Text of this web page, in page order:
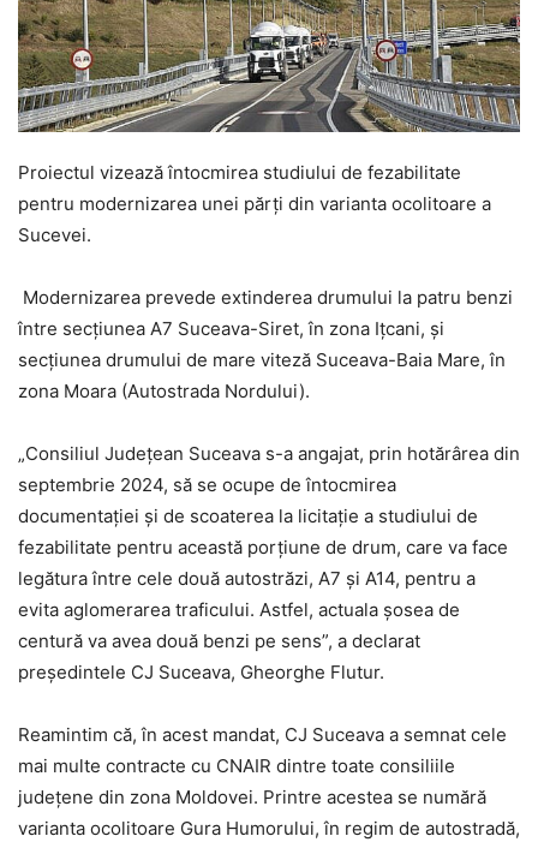
Proiectul vizează întocmirea studiului de fezabilitate
pentru modernizarea unei părți din varianta ocolitoare a
Sucevei.
Modernizarea prevede extinderea drumului la patru benzi
între secțiunea A7 Suceava-Siret, în zona Ițcani, și
secțiunea drumului de mare viteză Suceava-Baia Mare, în
zona Moara (Autostrada Nordului).
„Consiliul Județean Suceava s-a angajat, prin hotărârea din
septembrie 2024, să se ocupe de întocmirea
documentației și de scoaterea la licitație a studiului de
fezabilitate pentru această porțiune de drum, care va face
legătura între cele două autostrăzi, A7 și A14, pentru a
evita aglomerarea traficului. Astfel, actuala șosea de
centură va avea două benzi pe sens”, a declarat
președintele CJ Suceava, Gheorghe Flutur.
Reamintim că, în acest mandat, CJ Suceava a semnat cele
mai multe contracte cu CNAIR dintre toate consiliile
județene din zona Moldovei. Printre acestea se numără
varianta ocolitoare Gura Humorului, în regim de autostradă,